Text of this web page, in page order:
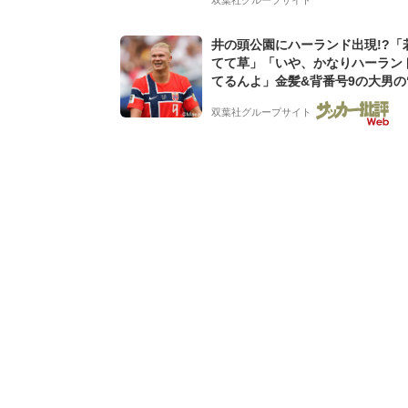
井の頭公園にハーランド出現!?「
てて草」「いや、かなりハーラン
てるんよ」金髪&背番号9の大男の
バイキング・ロー”映像が話題!「
もらった」
双葉社グループサイト